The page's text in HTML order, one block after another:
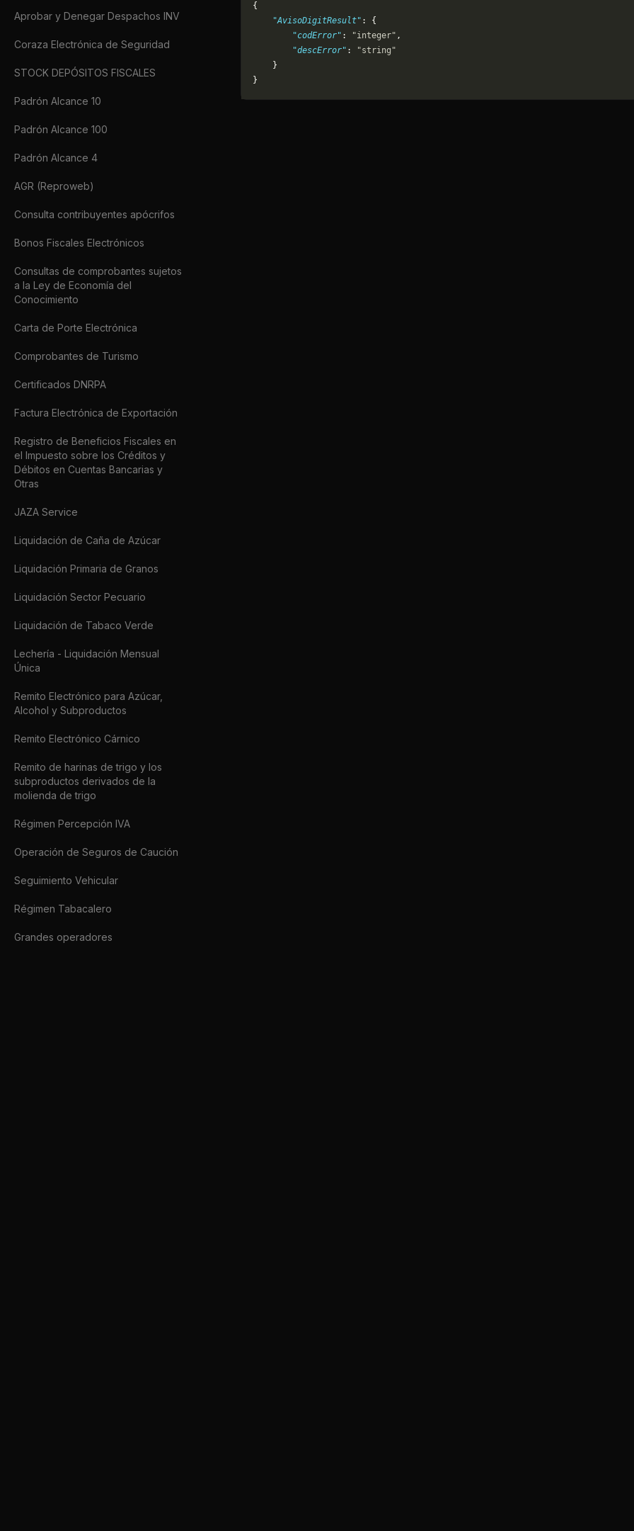
Aprobar y Denegar Despachos INV
Coraza Electrónica de Seguridad
STOCK DEPÓSITOS FISCALES
Padrón Alcance 10
Padrón Alcance 100
Padrón Alcance 4
AGR (Reproweb)
Consulta contribuyentes apócrifos
Bonos Fiscales Electrónicos
Consultas de comprobantes sujetos
a la Ley de Economía del
Conocimiento
Carta de Porte Electrónica
Comprobantes de Turismo
Certificados DNRPA
Factura Electrónica de Exportación
Registro de Beneficios Fiscales en
el Impuesto sobre los Créditos y
Débitos en Cuentas Bancarias y
Otras
JAZA Service
Liquidación de Caña de Azúcar
Liquidación Primaria de Granos
Liquidación Sector Pecuario
Liquidación de Tabaco Verde
Lechería - Liquidación Mensual
Única
Remito Electrónico para Azúcar,
Alcohol y Subproductos
Remito Electrónico Cárnico
Remito de harinas de trigo y los
subproductos derivados de la
molienda de trigo
Régimen Percepción IVA
Operación de Seguros de Caución
Seguimiento Vehicular
Régimen Tabacalero
Grandes operadores
{
    "AvisoDigitResult"
: {
        "codError"
: "integer" ,
        "descError"
:
"string"
    }
}